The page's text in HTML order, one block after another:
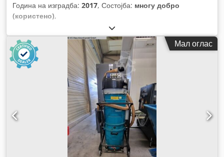
Година на изградба: 2017, Состојба: многу добро
(користено),
Мал оглас